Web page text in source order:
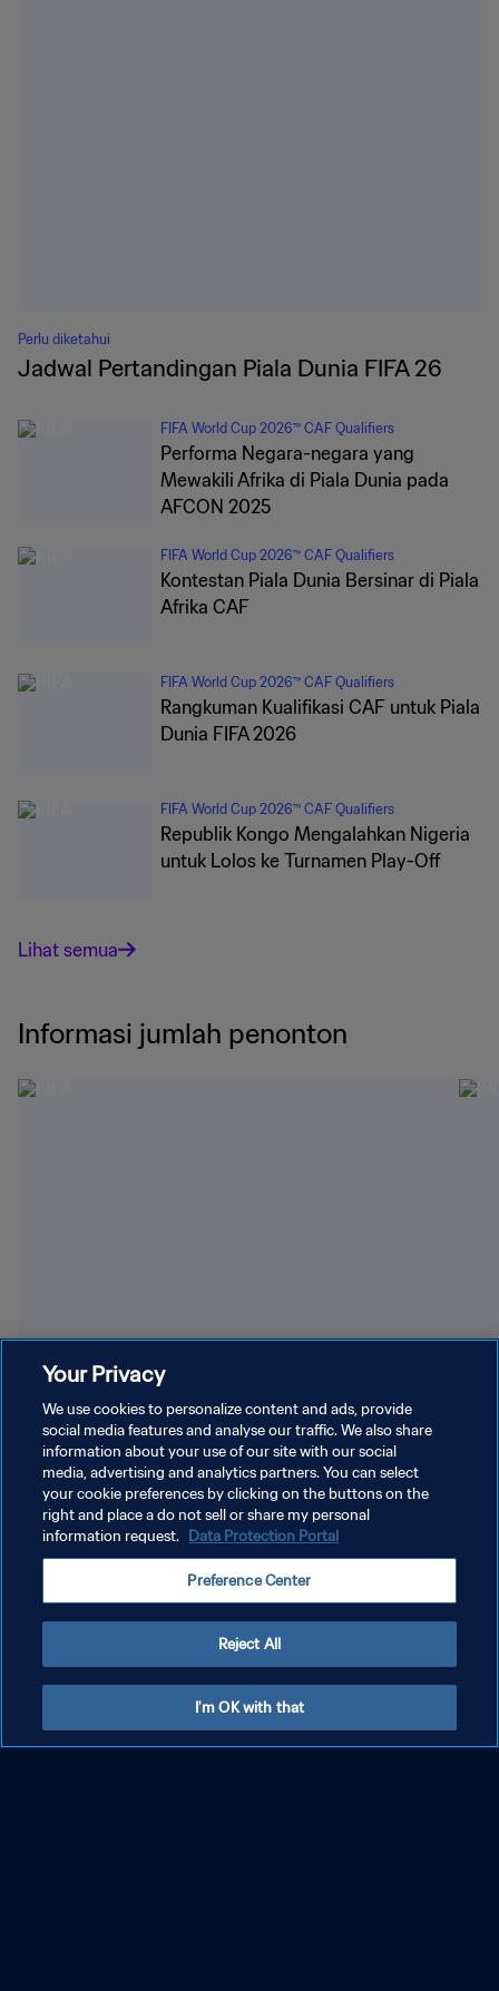
Perlu diketahui
Jadwal Pertandingan Piala Dunia FIFA 26
FIFA World Cup 2026™ CAF Qualifiers
Performa Negara-negara yang
Mewakili Afrika di Piala Dunia pada
AFCON 2025
FIFA World Cup 2026™ CAF Qualifiers
Kontestan Piala Dunia Bersinar di Piala
Afrika CAF
FIFA World Cup 2026™ CAF Qualifiers
Rangkuman Kualifikasi CAF untuk Piala
Dunia FIFA 2026
FIFA World Cup 2026™ CAF Qualifiers
Republik Kongo Mengalahkan Nigeria
untuk Lolos ke Turnamen Play-Off
Lihat semua
Semua yang Perlu Anda Ketahui
tentang Kualifikasi Afrika
Temukan tanggal, format kualifikasi, dan jumlah tiket ke Piala
Dunia FIFA berikutnya dan Turnamen Play-Off FIFA di Afrika.
Baca selengkapnya
Your Privacy
We use cookies to personalize content and ads, provide
social media features and analyse our traffic. We also share
information about your use of our site with our social
media, advertising and analytics partners. You can select
your cookie preferences by clicking on the buttons on the
right and place a do not sell or share my personal
information request. Data Protection Portal
Preference Center
Reject All
I'm OK with that